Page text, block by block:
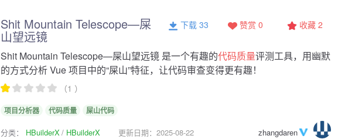
Shit Mountain Telescope—屎
山望远镜
收藏 2
赞赏 0
下载 33
Shit Mountain Telescope—屎山望远镜 是一个有趣的代码质量评测工具，用幽默
的方式分析 Vue 项目中的“屎山”特征，让代码审查变得更有趣！
（1 ）
项目分析器 代码质量 屎山代码
分类： HBuilderX HBuilderX 更新日期：2025-08-22 zhangdaren